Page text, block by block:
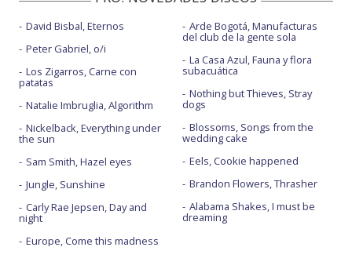
David Bisbal, Eternos
Peter Gabriel, o/i
Los Zigarros, Carne con
patatas
Natalie Imbruglia, Algorithm
Nickelback, Everything under
the sun
Sam Smith, Hazel eyes
Jungle, Sunshine
Carly Rae Jepsen, Day and
night
Europe, Come this madness
Arde Bogotá, Manufacturas
del club de la gente sola
La Casa Azul, Fauna y flora
subacuática
Nothing but Thieves, Stray
dogs
Blossoms, Songs from the
wedding cake
Eels, Cookie happened
Brandon Flowers, Thrasher
Alabama Shakes, I must be
dreaming